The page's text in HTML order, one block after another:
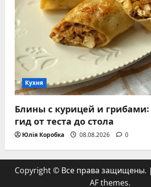
Кухня
Блины с курицей и
гид от теста до стола
Юлія Коробка 08.08.2026 0
Copyright © Все права защищены. |
AF themes.